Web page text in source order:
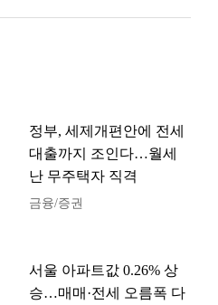
정부, 세제개편안에 전세
대출까지 조인다…월세
난 무주택자 직격
금융/증권
서울 아파트값 0.26% 상
승…매매·전세 오름폭 다